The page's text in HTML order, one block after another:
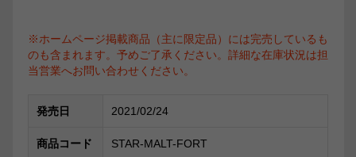
※ホームページ掲載商品（主に限定品）には完売しているも
のも含まれます。予めご了承ください。詳細な在庫状況は担
当営業へお問い合わせください。
発売日 2021/02/24
商品コード STAR-MALT-FORT